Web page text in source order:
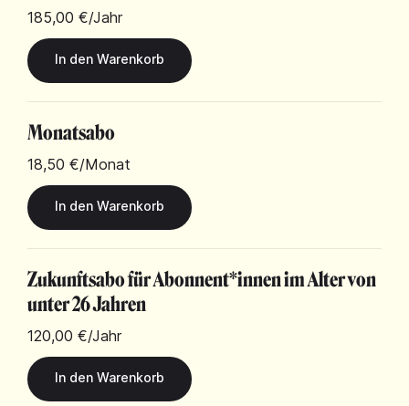
185,00 €/Jahr
Monatsabo
18,50 €/Monat
Zukunftsabo für Abonnent*innen im Alter von
unter 26 Jahren
120,00 €/Jahr